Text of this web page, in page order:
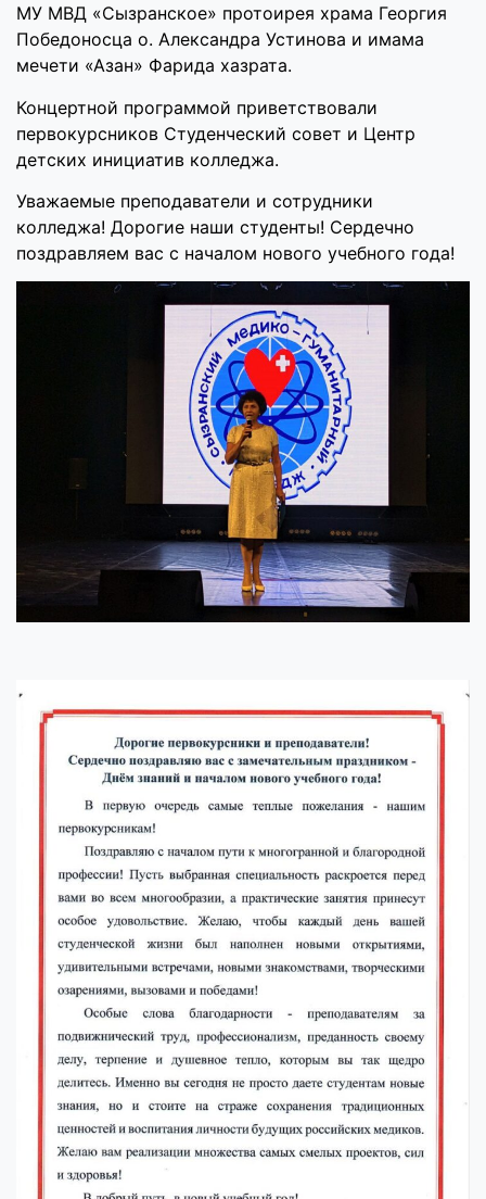
МУ МВД «Сызранское» протоирея храма Георгия
Победоносца о. Александра Устинова и имама
мечети «Азан» Фарида хазрата.
Концертной программой приветствовали
первокурсников Студенческий совет и Центр
детских инициатив колледжа.
Уважаемые преподаватели и сотрудники
колледжа! Дорогие наши студенты! Сердечно
поздравляем вас с началом нового учебного года!